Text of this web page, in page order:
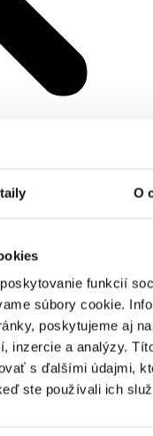
O
funkcií
súbory cookie.
poskytujeme aj
inzercie a analýzy.
s ďalšími údajmi,
ste používali ich